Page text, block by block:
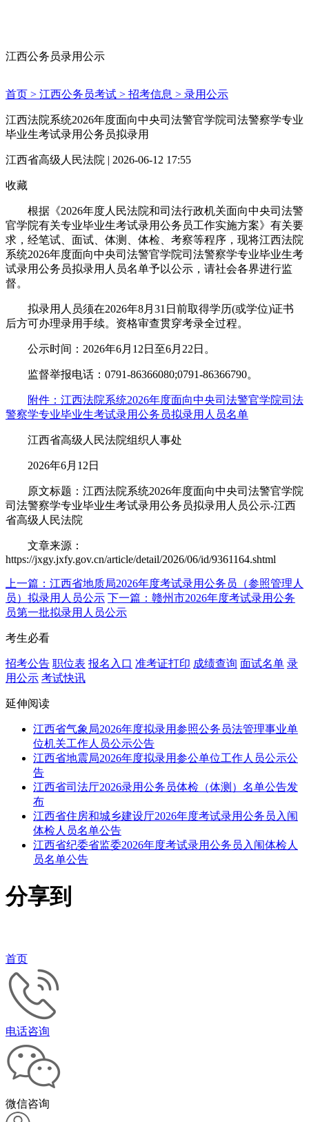
江西公务员录用公示
首页 > 江西公务员考试 > 招考信息 > 录用公示
江西法院系统2026年度面向中央司法警官学院司法警察学专业
毕业生考试录用公务员拟录用
江西省高级人民法院 | 2026-06-12 17:55
收藏
根据《2026年度人民法院和司法行政机关面向中央司法警
官学院有关专业毕业生考试录用公务员工作实施方案》有关要
求，经笔试、面试、体测、体检、考察等程序，现将江西法院
系统2026年度面向中央司法警官学院司法警察学专业毕业生考
试录用公务员拟录用人员名单予以公示，请社会各界进行监
督。
拟录用人员须在2026年8月31日前取得学历(或学位)证书
后方可办理录用手续。资格审查贯穿考录全过程。
公示时间：2026年6月12日至6月22日。
监督举报电话：0791-86366080;0791-86366790。
附件：江西法院系统2026年度面向中央司法警官学院司法
警察学专业毕业生考试录用公务员拟录用人员名单
江西省高级人民法院组织人事处
2026年6月12日
原文标题：江西法院系统2026年度面向中央司法警官学院
司法警察学专业毕业生考试录用公务员拟录用人员公示-江西
省高级人民法院
文章来源：
https://jxgy.jxfy.gov.cn/article/detail/2026/06/id/9361164.shtml
上一篇：江西省地质局2026年度考试录用公务员（参照管理人
员）拟录用人员公示 下一篇：赣州市2026年度考试录用公务
员第一批拟录用人员公示
考生必看
招考公告 职位表 报名入口 准考证打印 成绩查询 面试名单 录
用公示 考试快讯
延伸阅读
江西省气象局2026年度拟录用参照公务员法管理事业单
位机关工作人员公示公告
江西省地震局2026年度拟录用参公单位工作人员公示公
告
江西省司法厅2026录用公务员体检（体测）名单公告发
布
江西省住房和城乡建设厅2026年度考试录用公务员入闱
体检人员名单公告
江西省纪委省监委2026年度考试录用公务员入闱体检人
员名单公告
分享到
首页
电话咨询
微信咨询